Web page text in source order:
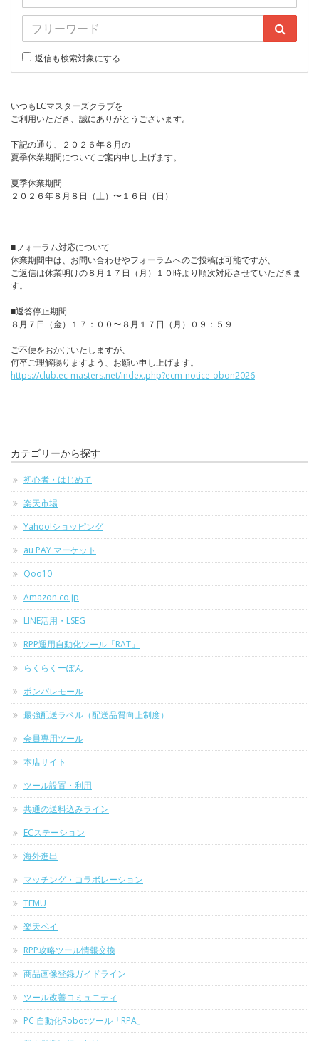
返信も検索対象にする
いつもECマスターズクラブを
ご利用いただき、誠にありがとうございます。
下記の通り、２０２６年８月の
夏季休業期間についてご案内申し上げます。
夏季休業期間
２０２６年８月８日（土）〜１６日（日）
■フォーラム対応について
休業期間中は、お問い合わせやフォーラムへのご投稿は可能ですが、
ご返信は休業明けの８月１７日（月）１０時より順次対応させていただきま
す。
■返答停止期間
８月７日（金）１７：００〜８月１７日（月）０９：５９
ご不便をおかけいたしますが、
何卒ご理解賜りますよう、お願い申し上げます。
https://club.ec-masters.net/index.php?ecm-notice-obon2026
カテゴリーから探す
初心者・はじめて
楽天市場
Yahoo!ショッピング
au PAY マーケット
Qoo10
Amazon.co.jp
LINE活用・LSEG
RPP運用自動化ツール「RAT」
らくらくーぽん
ポンパレモール
最強配送ラベル（配送品質向上制度）
会員専用ツール
本店サイト
ツール設置・利用
共通の送料込みライン
ECステーション
海外進出
マッチング・コラボレーション
TEMU
楽天ペイ
RPP攻略ツール情報交換
商品画像登録ガイドライン
ツール改善コミュニティ
PC 自動化Robotツール「RPA」